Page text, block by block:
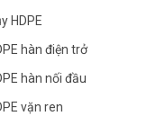
HDPE
hàn điện trở
hàn nối đầu
vặn ren